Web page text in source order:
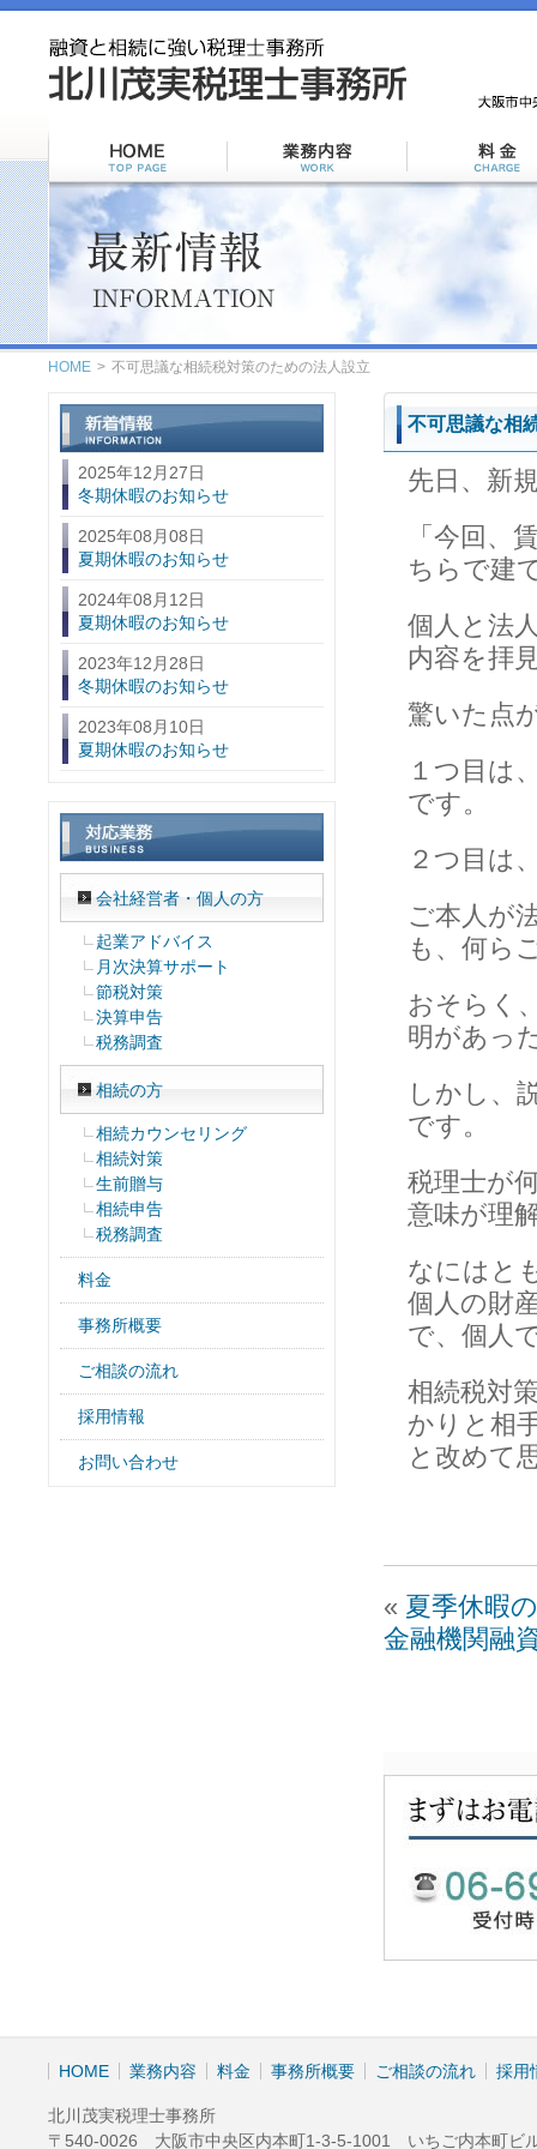
HOME > 不可思議な相続税対策のための法人設立
不可思議な相
先日、新
「今回、
ちらで建
個人と法
内容を拝
驚いた点
１つ目は
です。
２つ目は
ご本人が
も、何ら
おそらく
明があっ
しかし、
です。
税理士が
意味が理
なにはと
個人の財
で、個人
相続税対
かりと相
と改めて
« 夏季休暇
金融機関融
2025年12月27日
冬期休暇のお知らせ
2025年08月08日
夏期休暇のお知らせ
2024年08月12日
夏期休暇のお知らせ
2023年12月28日
冬期休暇のお知らせ
2023年08月10日
夏期休暇のお知らせ
会社経営者・個人の方
起業アドバイス
月次決算サポート
節税対策
決算申告
税務調査
相続の方
相続カウンセリング
相続対策
生前贈与
相続申告
税務調査
料金
事務所概要
ご相談の流れ
採用情報
お問い合わせ
HOME 業務内容 料金 事務所概要 ご相談の流れ 採用
北川茂実税理士事務所
〒540-0026 大阪市中央区内本町1-3-5-1001 いちご内本町ビ